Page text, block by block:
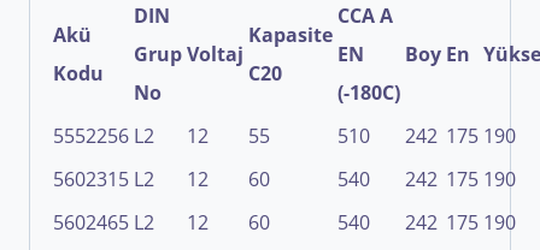
Akü
Kodu
DIN
Grup
No
Voltaj
Kapasite
C20
CCA A
EN
(-180C)
Boy En
5552256 L2 12 55 510 242 175 190
5602315 L2 12 60 540 242 175 190
5602465 L2 12 60 540 242 175 190